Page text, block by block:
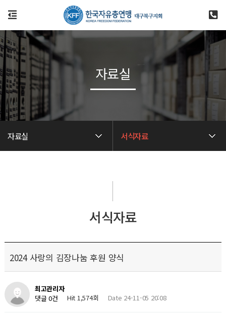
자료실 서식자료
자료실
서식자료
2024 사랑의 김장나눔 후원 양식
최고관리자
댓글 0건
Hit 1,574회 Date 24-11-05 20:08